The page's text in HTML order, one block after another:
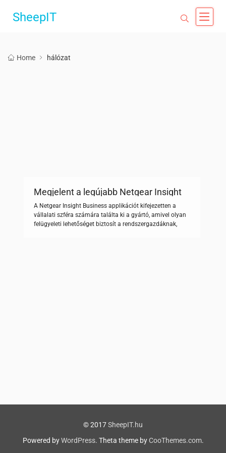
SheepIT
Home hálózat
Megjelent a legújabb Netgear Insight
Business Applikáció
A Netgear Insight Business applikációt kifejezetten a
vállalati szféra számára találta ki a gyártó, amivel olyan
felügyeleti lehetőséget biztosít a rendszergazdáknak,
© 2017SheepIT.hu
Powered byWordPress. Theta theme by CooThemes.com.